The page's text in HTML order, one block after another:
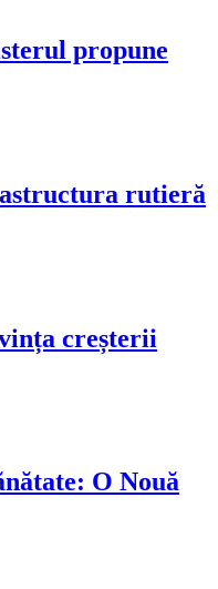
propune
rutieră
creșterii
O Nouă